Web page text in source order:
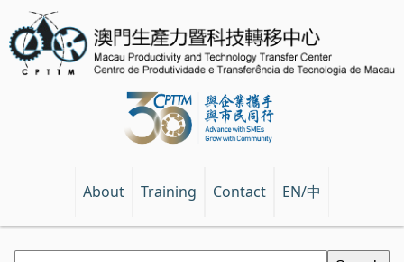
About Training Contact EN/中